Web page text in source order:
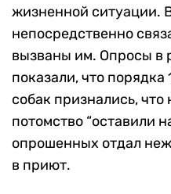
жизненной ситуации.
непосредственно
вызваны им. Опросы в
показали, что порядка
собак признались,
потомство “оставили
опрошенных отдал
в приют.